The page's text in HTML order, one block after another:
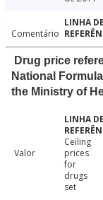
Comentário
Drug price
National
the Ministry of
Valor
Ceiling
prices
for
drugs
set